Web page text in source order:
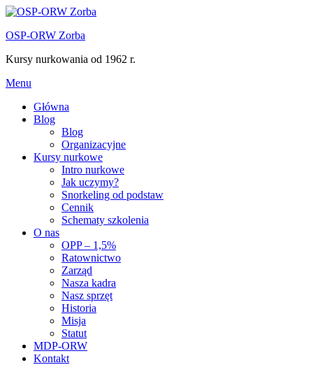
Przejdź
treści
OSP-ORW Zorba
Kursy nurkowania od 1962 r.
Menu
Główna
Blog
Blog
Organizacyjne
Kursy nurkowe
Intro nurkowe
Jak uczymy?
Snorkeling od podstaw
Cennik
Schematy szkolenia
O nas
OPP – 1,5%
Ratownictwo
Zarząd
Nasza kadra
Nasz sprzęt
Historia
Misja
Statut
MDP-ORW
Kontakt